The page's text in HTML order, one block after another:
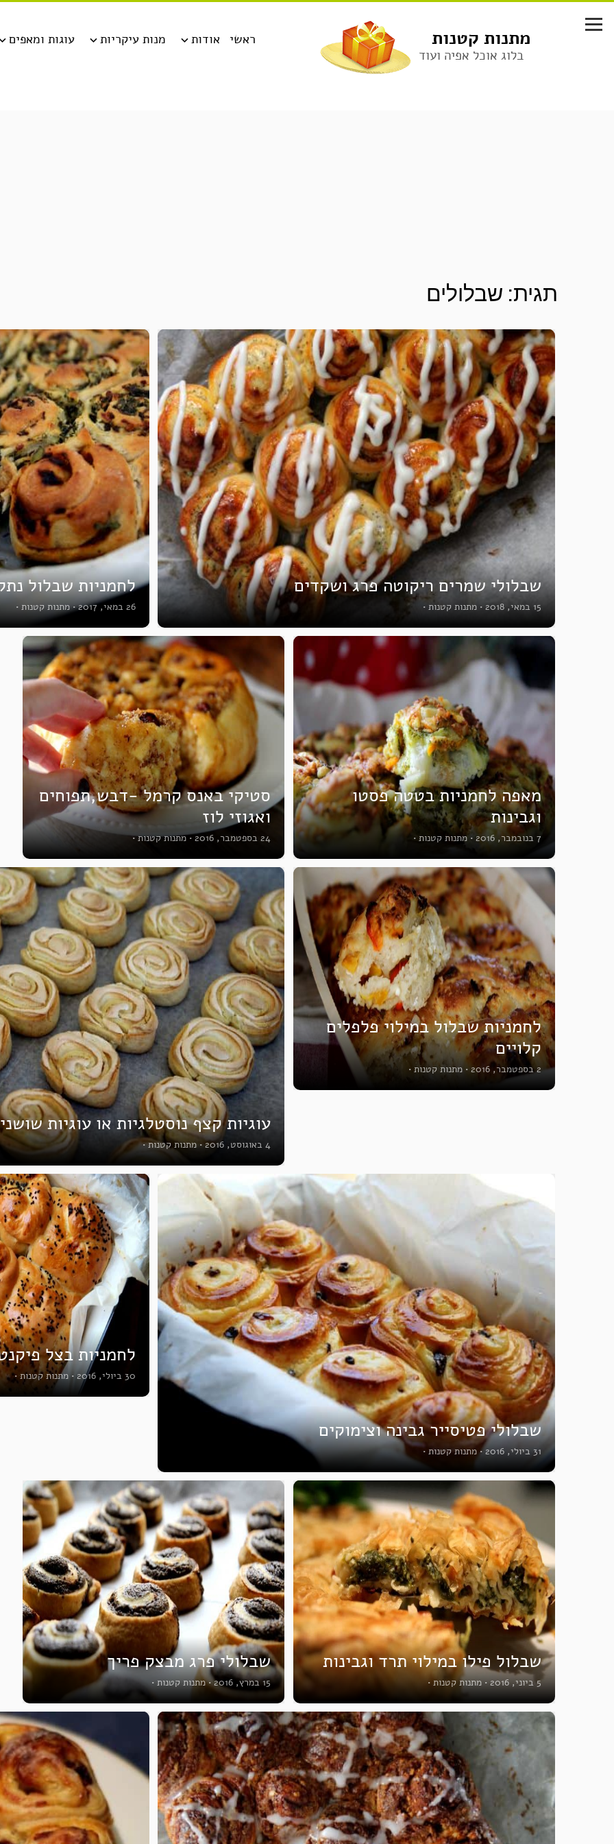
לתוכן
מתנות קטנות
בלוג אוכל אפיה ועוד
עוגות ומאפים מנות עיקריות אודות ראשי
תגית: שבלולים
שבלולי שמרים ריקוטה פרג ושקדים
15 במאי, 2018 • מתנות קטנות •
לחמניות שבלול
26 במאי, 2017 • מתנות קטנות •
מאפה לחמניות בטטה פסטו
וגבינות
7 בנובמבר, 2016 • מתנות קטנות •
סטיקי באנס קרמל -דבש,תפוחים
ואגוזי לוז
24 בספטמבר, 2016 • מתנות קטנות •
לחמניות שבלול במילוי פלפלים
קלויים
2 בספטמבר, 2016 • מתנות קטנות •
עוגיות קצף נוסטלגיות או עוגיות
4 באוגוסט, 2016 • מתנות קטנות •
שבלולי פטיסייר גבינה וצימוקים
31 ביולי, 2016 • מתנות קטנות •
לחמניות בצל
30 ביולי, 2016 • מתנות קטנות •
שבלול פילו במילוי תרד וגבינות
5 ביוני, 2016 • מתנות קטנות •
שבלולי פרג מבצק פריך
15 במרץ, 2016 • מתנות קטנות •